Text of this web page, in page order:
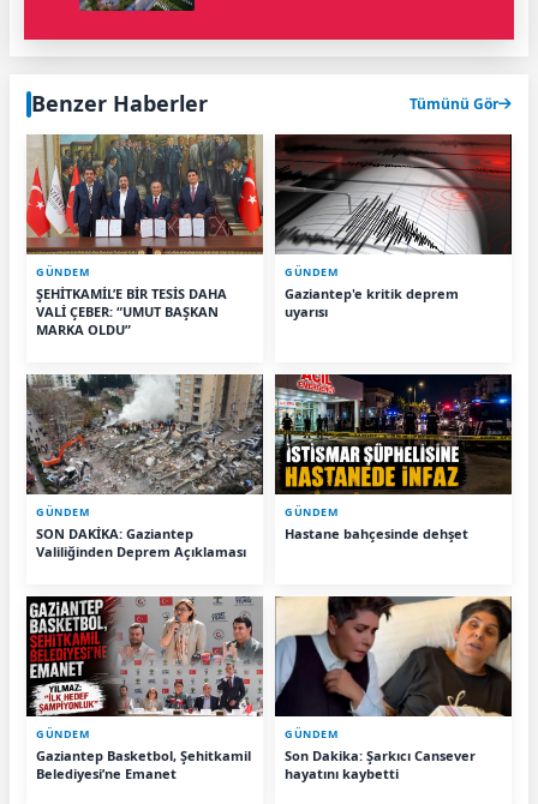
Benzer Haberler Tümünü Gör
GÜNDEM
ŞEHİTKAMİL’E BİR TESİS DAHA
VALİ ÇEBER: “UMUT BAŞKAN
MARKA OLDU”
GÜNDEM
Gaziantep'e kritik deprem
uyarısı
GÜNDEM
SON DAKİKA: Gaziantep
Valiliğinden Deprem Açıklaması
GÜNDEM
Hastane bahçesinde dehşet
GÜNDEM
Gaziantep Basketbol, Şehitkamil
Belediyesi’ne Emanet
GÜNDEM
Son Dakika: Şarkıcı Cansever
hayatını kaybetti